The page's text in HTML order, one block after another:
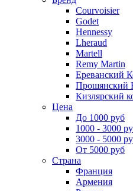
Courvoisier
Godet
Hennessy
Lheraud
Martell
Remy Martin
Ереванский
Прошянский
Кизлярский
Цена
До 1000 руб
1000 - 3000
3000 - 5000
От 5000 руб
Страна
Франция
Армения